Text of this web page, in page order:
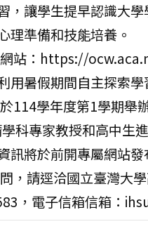
，讓學生提早認識大
理準備和技能培養。
網站：https://
用暑假期間自主探索學
114學年度第1學期舉
科專家教授和高中生
訊將於前開專屬網站發
，請逕洽國立臺灣大
，電子信箱信箱：